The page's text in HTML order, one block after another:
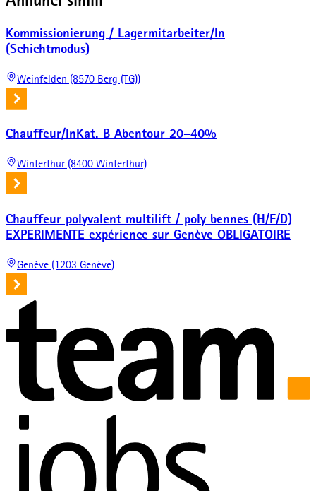
Kommissionierung / Lagermitarbeiter/In
(Schichtmodus)
Weinfelden (8570 Berg (TG))
Chauffeur/InKat. B Abentour 20–40%
Winterthur (8400 Winterthur)
Chauffeur polyvalent multilift / poly bennes (H/F/D)
EXPERIMENTE expérience sur Genève OBLIGATOIRE
Genève (1203 Genève)